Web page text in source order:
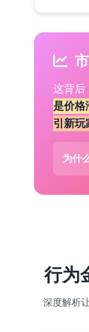
这背后
是价格
引新玩
为什
行为
深度解析